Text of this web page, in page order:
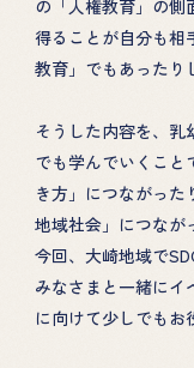
HOME
ABOUT
TOPICS
の「人権教育」の側
得ることが自分も相
教育」でもあったり
そうした内容を、
でも学んでいくこと
き方」につながった
地域社会」につなが
今回、大崎地域で
みなさまと一緒にイ
に向けて少しでもお